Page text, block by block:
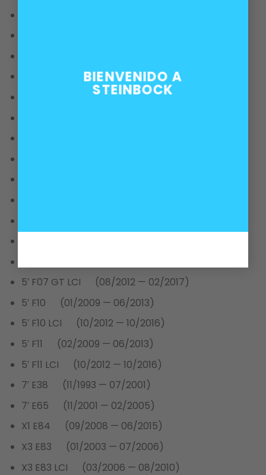
BIENVENIDO A
STEINBOCK
3′ E92 (05/2005 — 02/2010)
3′ E92 LCI (11/2008 — 06/2013)
5′ F07 GT LCI (08/2012 — 02/2017)
5′ F10 (01/2009 — 06/2013)
5′ F10 LCI (10/2012 — 10/2016)
5′ F11 (02/2009 — 06/2013)
5′ F11 LCI (10/2012 — 10/2016)
7′ E38 (11/1993 — 07/2001)
7′ E65 (11/2001 — 02/2005)
X1 E84 (09/2008 — 06/2015)
X3 E83 (01/2003 — 07/2006)
X3 E83 LCI (03/2006 — 08/2010)